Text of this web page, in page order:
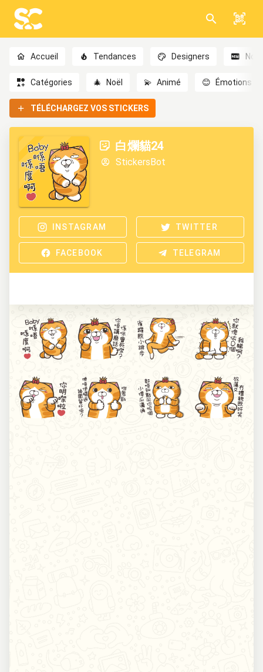
Accueil Tendances Designers
Catégories 🎄 Noël 💫 Animé 😊 Émotions
TÉLÉCHARGEZ VOS STICKERS
白爛貓24
StickersBot
INSTAGRAM TWITTER
FACEBOOK TELEGRAM